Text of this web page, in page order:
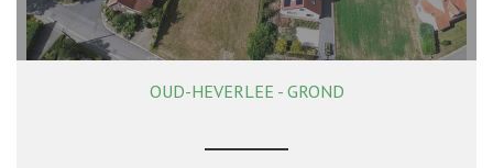
OUD-HEVERLEE - GROND